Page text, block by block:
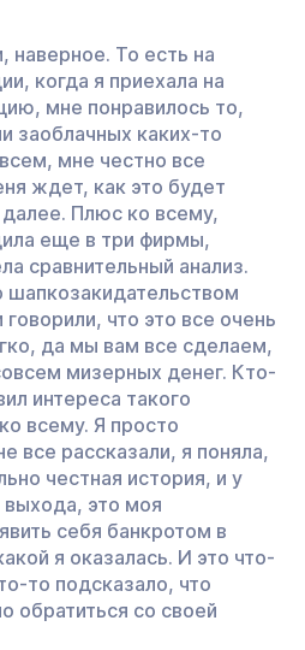
наверное. То есть на
когда я приехала на
мне понравилось то,
заоблачных каких-то
мне честно все
ждет, как это будет
далее. Плюс ко всему,
еще в три фирмы,
сравнительный анализ.
что это все очень
да мы вам все сделаем,
мизерных денег. Кто-
интереса такого
всему. Я просто
все рассказали, я поняла,
честная история, и у
выхода, это моя
себя банкротом в
я оказалась. И это что-
то подсказало, что
обратиться со своей